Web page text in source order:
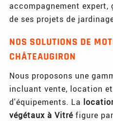
accompagnement
de ses projets de
NOS SOLUTIONS DE
CHÂTEAUGIRON
Nous proposons une
incluant vente, location
d'équipements. La
végétaux à Vitré figure